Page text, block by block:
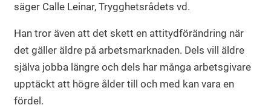
säger Calle Leinar, Trygghetsrådets vd.
Han tror även att det skett en attitydförändring när
det gäller äldre på arbetsmarknaden. Dels vill äldre
själva jobba längre och dels har många arbetsgivare
upptäckt att högre ålder till och med kan vara en
fördel.